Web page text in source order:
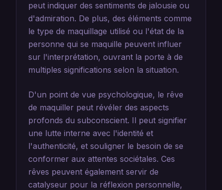
peut indiquer des sentiments de jalousie ou
d'admiration. De plus, des éléments comme
le type de maquillage utilisé ou l'état de la
personne qui se maquille peuvent influer
sur l'interprétation, ouvrant la porte à de
multiples significations selon la situation.
D'un point de vue psychologique, le rêve
de maquiller peut révéler des aspects
profonds du subconscient. Il peut signifier
une lutte interne avec l'identité et
l'authenticité, et souligner le besoin de se
conformer aux attentes sociétales. Ces
rêves peuvent également servir de
catalyseur pour la réflexion personnelle,